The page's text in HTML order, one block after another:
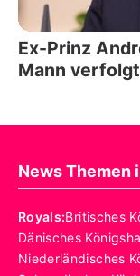
Ex-Prinz
Mann
News Themen
Royals:Britisches
Dänisches
Niederländisches